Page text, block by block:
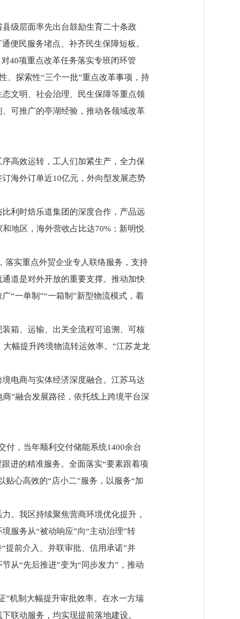
级层面率先出台鼓励生育二十条政
便民服务堵点、补齐民生保障短板。
40项重点改革任务落实专班闭环管
、探索性“三个一批”重点改革事项，持
文明、社会治理、民生保障等重点领
可推广的亭湖经验，推动各领域改革
高效运转，工人们加紧生产，全力保
海外订单近10亿元，外向型发展态势
利时焙乐道集团的深度合作，产品远
地区，海外营收占比达70%；新明悦
落实重点外贸企业专人联络服务，支持
道是对外开放的重要支撑。推动加快
“一单制”“一箱制”新型物流模式，着
箱、运输、出关全流程可追溯、可核
幅提升跨境物流转运效率。”江苏龙龙
电商与实体经济深度融合。江苏马达
”融合发展路径，依托线上跨境平台深
付，当年顺利交付储能系统1400余台
进的精准服务。全面落实“要素跟着项
贴心高效的“店小二”服务，以服务“加
。我区持续聚焦营商环境优化提升，
服务从“被动响应”向“主动治理”转
提前介入、并联审批、信用承诺”并
从“先后推进”变为“同步发力”，推动
”机制大幅提升审批效率。在水一方瑞
联动服务，均实现提前落地建设。